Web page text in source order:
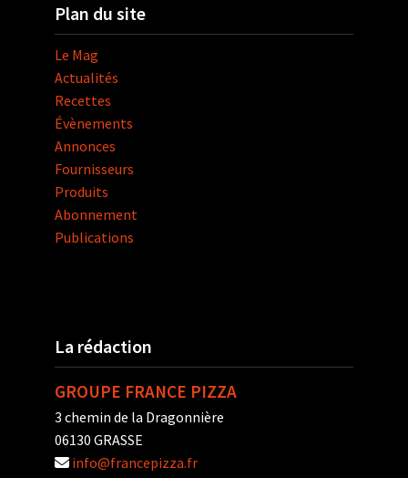
Plan du site
Le Mag
Actualités
Recettes
Évènements
Annonces
Fournisseurs
Produits
Abonnement
Publications
La rédaction
GROUPE FRANCE PIZZA
3 chemin de la Dragonnière
06130 GRASSE
info@francepizza.fr